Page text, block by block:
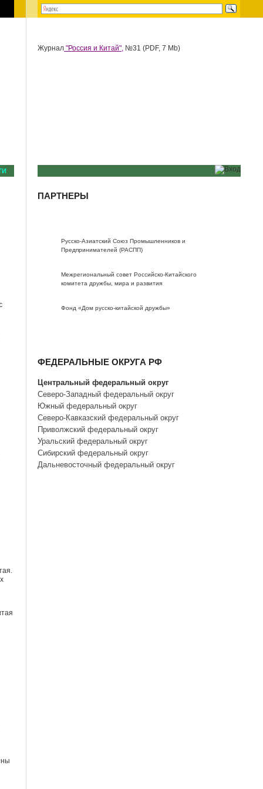
Журнал "Россия и Китай", №31 (PDF, 7 Mb)
ПАРТНЕРЫ
Русско-Азиатский Союз Промышленников и
Предпринимателей (РАСПП)
Межрегиональный совет Российско-Китайского
комитета дружбы, мира и развития
Фонд «Дом русско-китайской дружбы»
ФЕДЕРАЛЬНЫЕ ОКРУГА РФ
Центральный федеральный округ
Северо-Западный федеральный округ
Южный федеральный округ
Северо-Кавказский федеральный округ
Приволжский федеральный округ
Уральский федеральный округ
Сибирский федеральный округ
Дальневосточный федеральный округ